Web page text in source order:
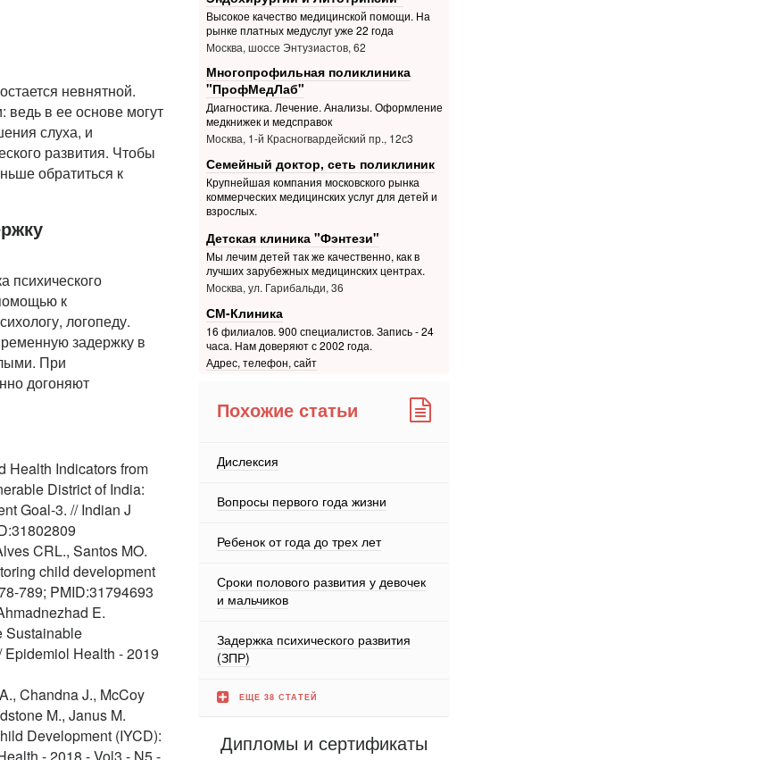
невнятной.
в ее основе могут
слуха, и
развития. Чтобы
обратиться к
психического
к
логопеду.
задержку в
При
догоняют
Health Indicators from
District of India:
Goal-3. // Indian J
CRL., Santos MO.
child development
789; PMID:31794693
E.
Sustainable
Health - 2019
Chandna J., McCoy
M., Janus M.
Development (IYCD):
Высокое качество медицинской помощи. На
рынке платных медуслуг уже 22 года
Москва, шоссе Энтузиастов, 62
Многопрофильная поликлиника
"ПрофМедЛаб"
Диагностика. Лечение. Анализы. Оформление
медкнижек и медсправок
Москва, 1-й Красногвардейский пр., 12с3
Семейный доктор, сеть поликлиник
Крупнейшая компания московского рынка
коммерческих медицинских услуг для детей и
взрослых.
Детская клиника "Фэнтези"
Мы лечим детей так же качественно, как в
лучших зарубежных медицинских центрах.
Москва, ул. Гарибальди, 36
СМ-Клиника
16 филиалов. 900 специалистов. Запись - 24
часа. Нам доверяют с 2002 года.
Адрес, телефон, сайт
Похожие статьи
Дислексия
Вопросы первого года жизни
Ребенок от года до трех лет
Сроки полового развития у девочек
и мальчиков
Задержка психического развития
(ЗПР)
ЕЩЕ 38 СТАТЕЙ
Дипломы и сертификаты